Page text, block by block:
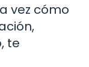
vez cómo
te